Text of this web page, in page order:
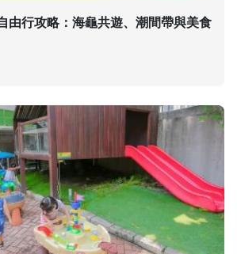
由行攻略：海龜共遊、潮間帶與美食